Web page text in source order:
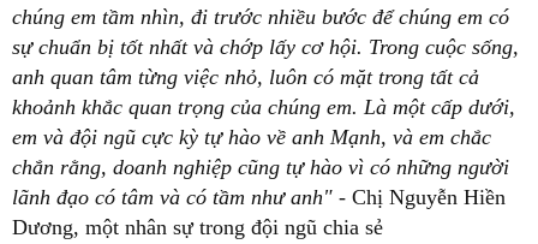
chúng em tầm nhìn, đi trước nhiều bước đểchúng em có
sựchuẩn bị tốt nhất và chớp lấy cơ hội. Trong cuộc sống,
anh quan tâm từng việc nhỏ, luôn có mặt trong tất cả
khoảnh khắc quan trọng của chúng em. Là một cấp dưới,
em và đội ngũ cực kỳ tựhào về anh Mạnh, và em chắc
chắn rằng, doanh nghiệp cũng tự hào vì có những người
lãnh đạo có tâm và có tầm như anh" - Chị Nguyễn Hiền
Dương, một nhân sự trong đội ngũ chia sẻ